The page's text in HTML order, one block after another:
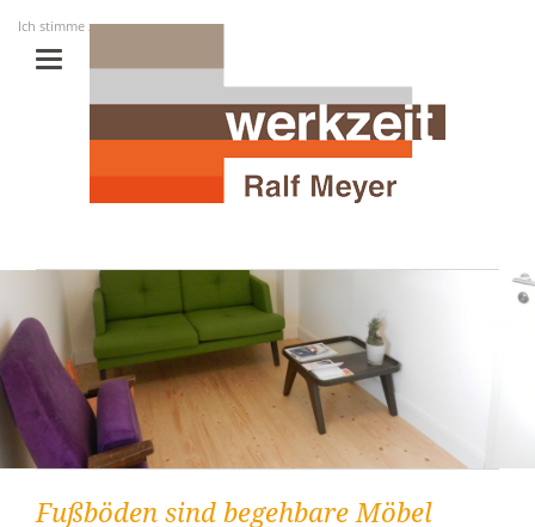
Fußböden sind begehbare Möbel
Ich stimme zu...